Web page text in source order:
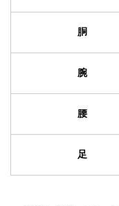
胴
腕
腰
足